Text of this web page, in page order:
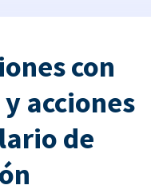
con
acciones
de